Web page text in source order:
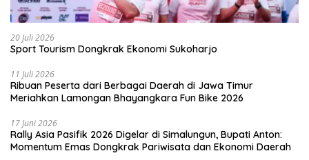
20 Juli 2026
Sport Tourism Dongkrak Ekonomi Sukoharjo
11 Juli 2026
Ribuan Peserta dari Berbagai Daerah di Jawa Timur
Meriahkan Lamongan Bhayangkara Fun Bike 2026
17 Juni 2026
Rally Asia Pasifik 2026 Digelar di Simalungun, Bupati Anton:
Momentum Emas Dongkrak Pariwisata dan Ekonomi Daerah